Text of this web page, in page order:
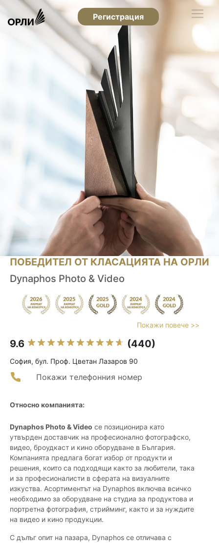
Регистрация
ПОБЕДИТЕЛ ОТ КЛАСАЦИЯТА НА ОРЛИ
Dynaphos Photo & Video
Покажи повече >>
9.6 (440)
София, бул. Проф. Цветан Лазаров 90
Покажи телефонния номер
Относно компанията:
Dynaphos Photo & Video се позиционира като
утвърден доставчик на професионално фотографско,
видео, броудкаст и кино оборудване в България.
Компанията предлага богат избор от продукти и
решения, които са подходящи както за любители, така
и за професионалисти в сферата на визуалните
изкуства. Асортиментът на Dynaphos включва всичко
необходимо за оборудване на студиа за продуктова и
портретна фотография, стрийминг, както и за нуждите
на видео и кино продукции.
С дълъг опит на пазара, Dynaphos се отличава с